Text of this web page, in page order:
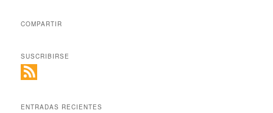
COMPARTIR
SUSCRIBIRSE
ENTRADAS RECIENTES